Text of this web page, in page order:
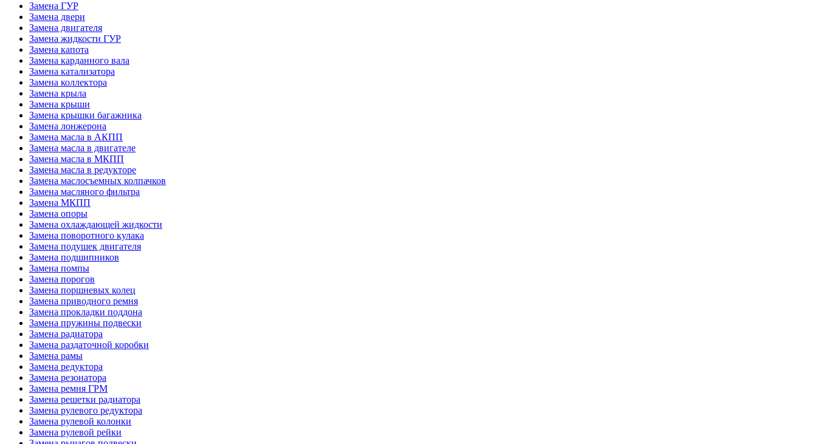
Замена ГУР
Замена двери
Замена двигателя
Замена жидкости ГУР
Замена капота
Замена карданного вала
Замена катализатора
Замена коллектора
Замена крыла
Замена крыши
Замена крышки багажника
Замена лонжерона
Замена масла в АКПП
Замена масла в двигателе
Замена масла в МКПП
Замена масла в редукторе
Замена маслосъемных колпачков
Замена масляного фильтра
Замена МКПП
Замена опоры
Замена охлаждающей жидкости
Замена поворотного кулака
Замена подушек двигателя
Замена подшипников
Замена помпы
Замена порогов
Замена поршневых колец
Замена приводного ремня
Замена прокладки поддона
Замена пружины подвески
Замена радиатора
Замена раздаточной коробки
Замена рамы
Замена редуктора
Замена резонатора
Замена ремня ГРМ
Замена решетки радиатора
Замена рулевого редуктора
Замена рулевой колонки
Замена рулевой рейки